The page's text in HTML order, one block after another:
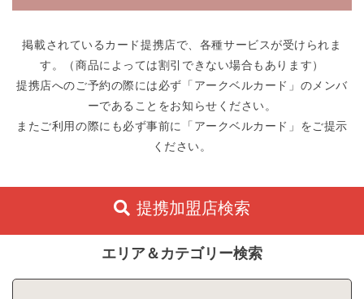
掲載されているカード提携店で、各種サービスが受けられま
す。（商品によっては割引できない場合もあります）
提携店へのご予約の際には必ず「アークベルカード」のメンバ
ーであることをお知らせください。
またご利用の際にも必ず事前に「アークベルカード」をご提示
ください。
提携加盟店検索
エリア＆カテゴリー検索